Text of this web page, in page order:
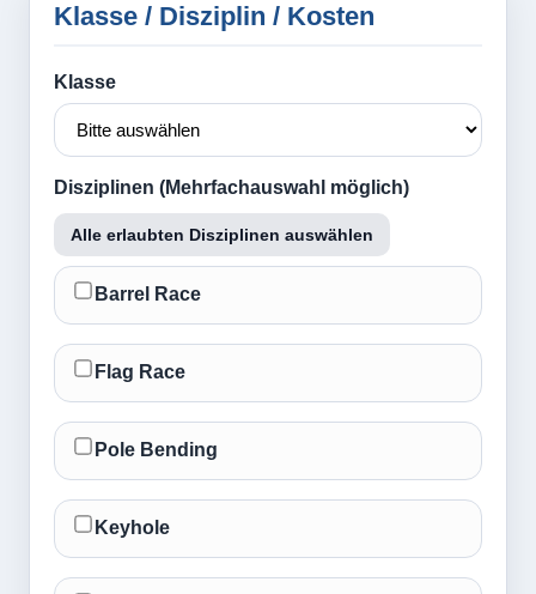
Klasse / Disziplin / Kosten
Klasse
Disziplinen (Mehrfachauswahl möglich)
Alle erlaubten Disziplinen auswählen
Barrel Race
Flag Race
Pole Bending
Keyhole